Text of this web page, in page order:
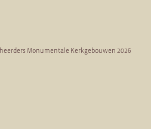
Monumentale Kerkgebouwen 2026